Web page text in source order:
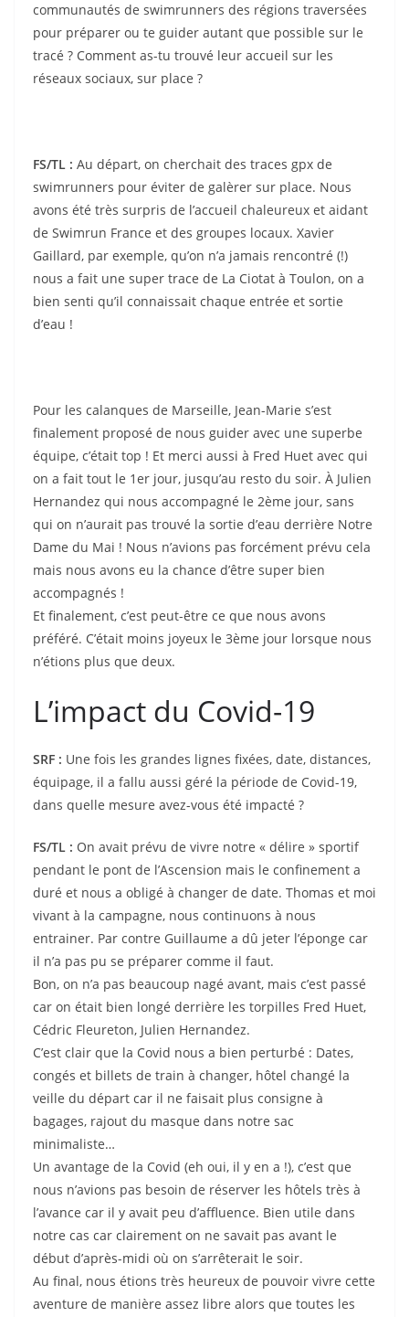
communautés de swimrunners des régions traversées
pour préparer ou te guider autant que possible sur le
tracé ? Comment as-tu trouvé leur accueil sur les
réseaux sociaux, sur place ?
FS/TL : Au départ, on cherchait des traces gpx de
swimrunners pour éviter de galèrer sur place. Nous
avons été très surpris de l’accueil chaleureux et aidant
de Swimrun France et des groupes locaux. Xavier
Gaillard, par exemple, qu’on n’a jamais rencontré (!)
nous a fait une super trace de La Ciotat à Toulon, on a
bien senti qu’il connaissait chaque entrée et sortie
d’eau !
Pour les calanques de Marseille, Jean-Marie s’est
finalement proposé de nous guider avec une superbe
équipe, c’était top ! Et merci aussi à Fred Huet avec qui
on a fait tout le 1er jour, jusqu’au resto du soir. À Julien
Hernandez qui nous accompagné le 2ème jour, sans
qui on n’aurait pas trouvé la sortie d’eau derrière Notre
Dame du Mai ! Nous n’avions pas forcément prévu cela
mais nous avons eu la chance d’être super bien
accompagnés !
Et finalement, c’est peut-être ce que nous avons
préféré. C’était moins joyeux le 3ème jour lorsque nous
n’étions plus que deux.
L’impact du Covid-19
SRF : Une fois les grandes lignes fixées, date, distances,
équipage, il a fallu aussi géré la période de Covid-19,
dans quelle mesure avez-vous été impacté ?
FS/TL : On avait prévu de vivre notre « délire » sportif
pendant le pont de l’Ascension mais le confinement a
duré et nous a obligé à changer de date. Thomas et moi
vivant à la campagne, nous continuons à nous
entrainer. Par contre Guillaume a dû jeter l’éponge car
il n’a pas pu se préparer comme il faut.
Bon, on n’a pas beaucoup nagé avant, mais c’est passé
car on était bien longé derrière les torpilles Fred Huet,
Cédric Fleureton, Julien Hernandez.
C’est clair que la Covid nous a bien perturbé : Dates,
congés et billets de train à changer, hôtel changé la
veille du départ car il ne faisait plus consigne à
bagages, rajout du masque dans notre sac
minimaliste…
Un avantage de la Covid (eh oui, il y en a !), c’est que
nous n’avions pas besoin de réserver les hôtels très à
l’avance car il y avait peu d’affluence. Bien utile dans
notre cas car clairement on ne savait pas avant le
début d’après-midi où on s’arrêterait le soir.
Au final, nous étions très heureux de pouvoir vivre cette
aventure de manière assez libre alors que toutes les